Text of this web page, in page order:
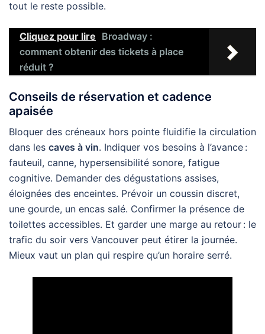
tout le reste possible.
Cliquez pour lire Broadway :
comment obtenir des tickets à place
réduit ?
Conseils de réservation et cadence
apaisée
Bloquer des créneaux hors pointe fluidifie la circulation
dans les caves à vin. Indiquer vos besoins à l’avance :
fauteuil, canne, hypersensibilité sonore, fatigue
cognitive. Demander des dégustations assises,
éloignées des enceintes. Prévoir un coussin discret,
une gourde, un encas salé. Confirmer la présence de
toilettes accessibles. Et garder une marge au retour : le
trafic du soir vers Vancouver peut étirer la journée.
Mieux vaut un plan qui respire qu’un horaire serré.